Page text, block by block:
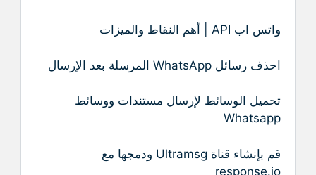
واتس اب API | أهم النقاط والميزات
احذف رسائل WhatsApp المرسلة بعد الإرسال
تحميل الوسائط لإرسال مستندات ووسائط
Whatsapp
قم بإنشاء قناة Ultramsg ودمجها مع
response.io